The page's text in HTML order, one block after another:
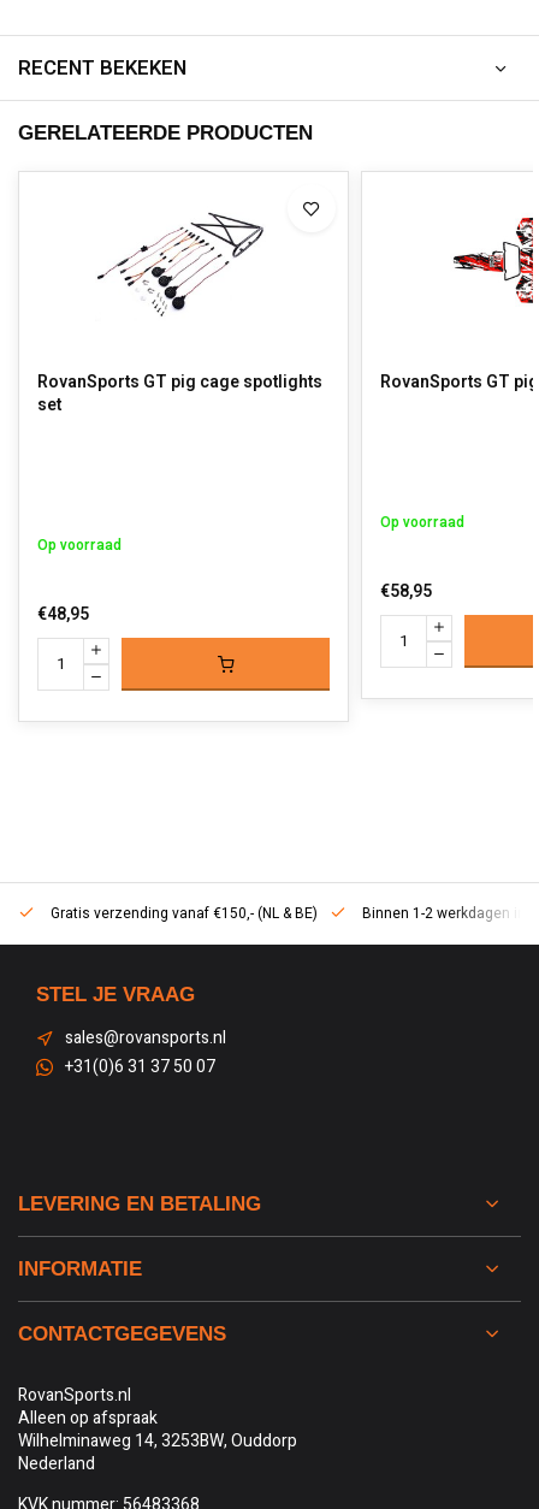
RECENT BEKEKEN
GERELATEERDE PRODUCTEN
RovanSports GT pig cage spotlights
set
Op voorraad
€48,95
RovanSports GT
Op voorraad
€58,95
Gratis verzending vanaf €150,- (NL & BE) Binnen 1-2 werkdagen in
STEL JE VRAAG
sales@rovansports.nl
+31(0)6 31 37 50 07
LEVERING EN BETALING
INFORMATIE
CONTACTGEGEVENS
RovanSports.nl
Alleen op afspraak
Wilhelminaweg 14, 3253BW, Ouddorp
Nederland